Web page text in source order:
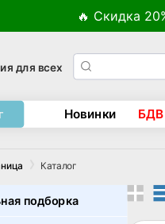
🔥 Скидка
для всех
Новинки БДВ
Каталог
подборка